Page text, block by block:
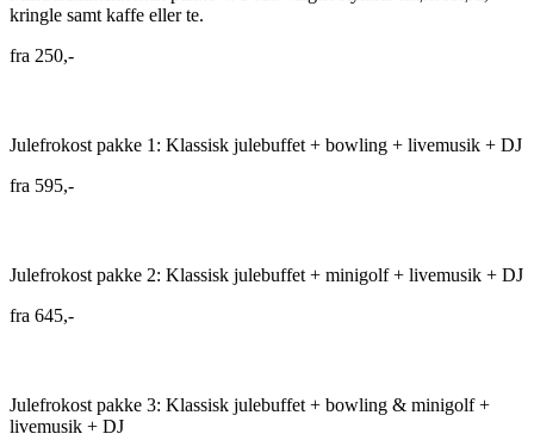
kringle samt kaffe eller te.
fra 250,-
Julefrokost pakke 1: Klassisk julebuffet + bowling + livemusik + DJ
fra 595,-
Julefrokost pakke 2: Klassisk julebuffet + minigolf + livemusik + DJ
fra 645,-
Julefrokost pakke 3: Klassisk julebuffet + bowling & minigolf +
livemusik + DJ